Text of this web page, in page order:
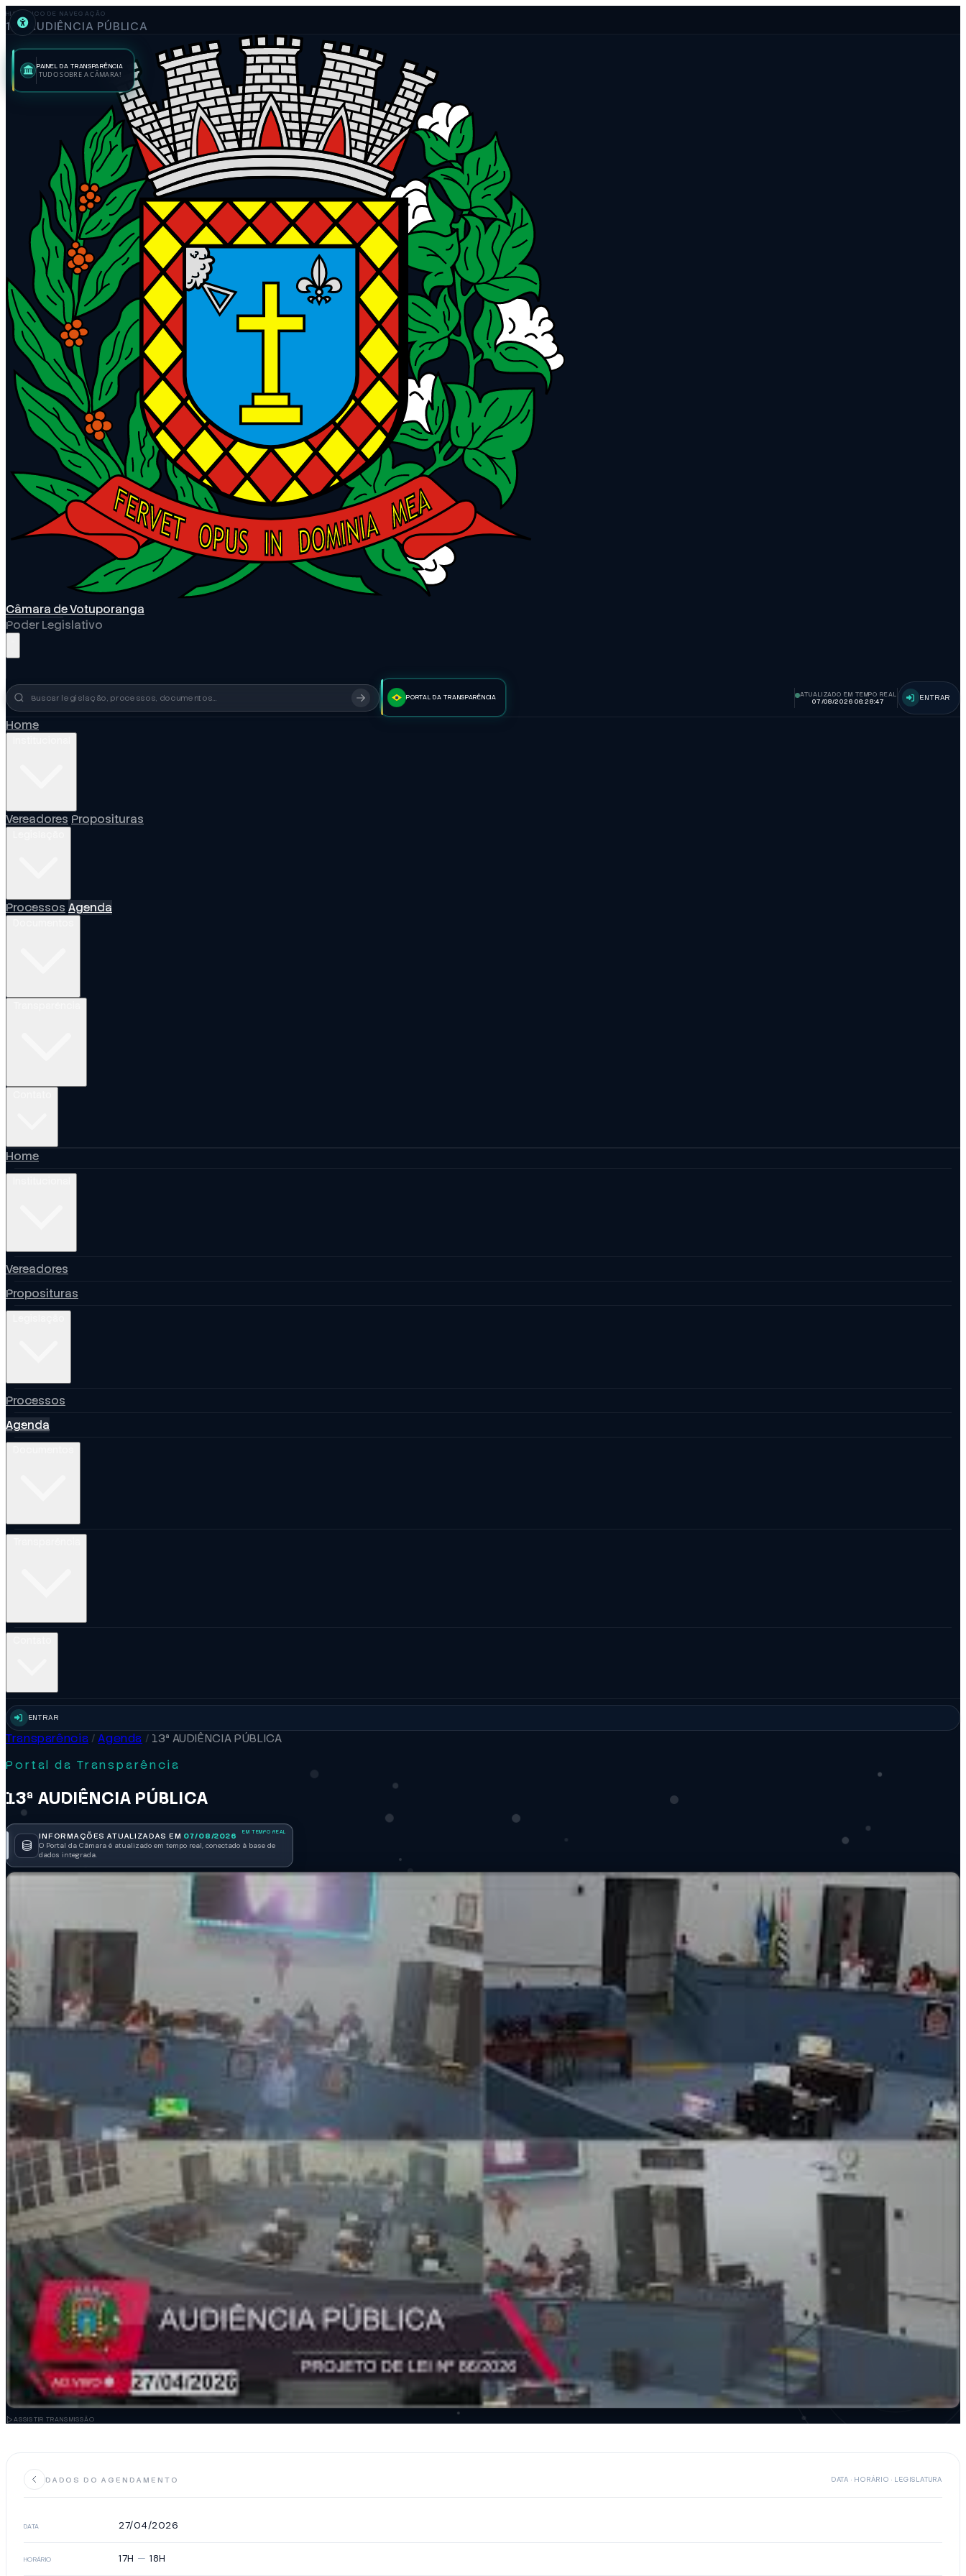
HISTÓRICO DE NAVEGAÇÃO
13ª AUDIÊNCIA PÚBLICA
Câmara de Votuporanga
Poder Legislativo
Busca no portal PORTAL DA TRANSPARÊNCIA
ATUALIZADO EM TEMPO REAL
07/08/2026 06:28:48
ENTRAR
Home
Vereadores Proposituras
Processos Agenda
Home
Vereadores
Proposituras
Processos
Agenda
ENTRAR
Transparência / Agenda / 13ª AUDIÊNCIA PÚBLICA
Portal da Transparência
13ª AUDIÊNCIA PÚBLICA
INFORMAÇÕES ATUALIZADAS EM 07/08/2026
O Portal da Câmara é atualizado em tempo real, conectado à base de
dados integrada.
ASSISTIR TRANSMISSÃO
DADOS DO AGENDAMENTO DATA · HORÁRIO · LEGISLATURA
DATA 27/04/2026
HORÁRIO 17H —18H
PAINEL DA TRANSPARÊNCIA
TUDO SOBRE A CÂMARA!